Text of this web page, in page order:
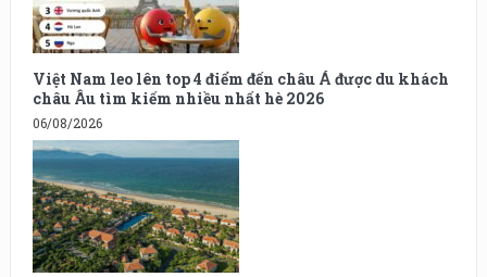
Việt Nam leo lên top 4 điểm đến châu Á được du khách
châu Âu tìm kiếm nhiều nhất hè 2026
06/08/2026